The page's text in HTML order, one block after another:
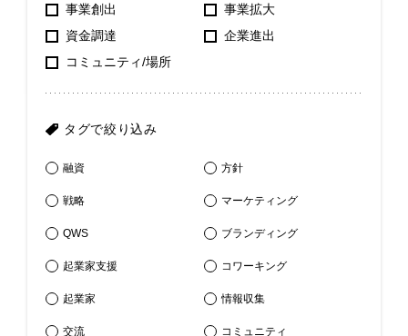
事業創出
事業拡大
資金調達
企業進出
コミュニティ/場所
タグで絞り込み
融資 方針
戦略 マーケティング
QWS ブランディング
起業家支援 コワーキング
起業家 情報収集
交流 コミュニティ